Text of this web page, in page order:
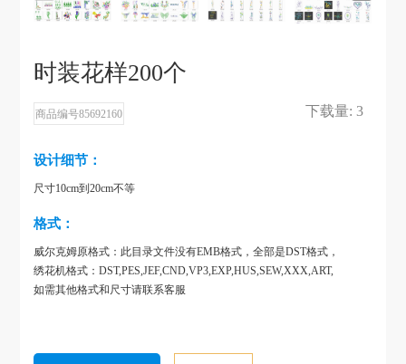
时装花样200个
下载量: 3
商品编号85692160
设计细节：
尺寸10cm到20cm不等
格式：
威尔克姆原格式：此目录文件没有EMB格式，全部是DST格式，
绣花机格式：DST,PES,JEF,CND,VP3,EXP,HUS,SEW,XXX,ART,
如需其他格式和尺寸请联系客服